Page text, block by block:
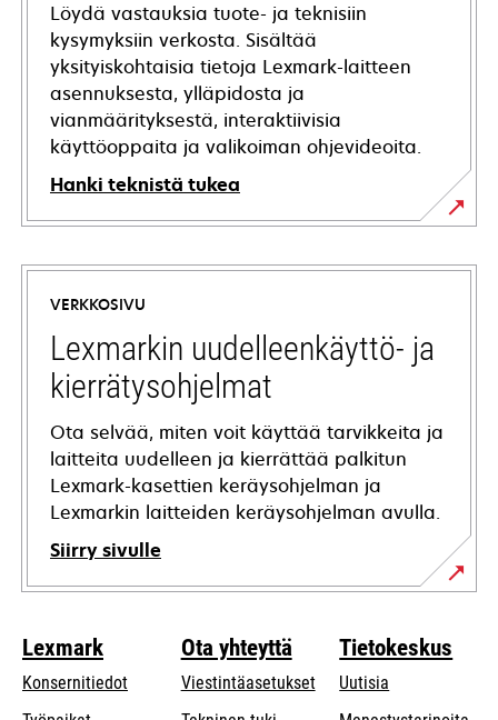
Löydä vastauksia tuote- ja teknisiin
kysymyksiin verkosta. Sisältää
yksityiskohtaisia tietoja Lexmark-laitteen
asennuksesta, ylläpidosta ja
vianmäärityksestä, interaktiivisia
käyttöoppaita ja valikoiman ohjevideoita.
Hanki teknistä tukea
opens
in
new
tab
VERKKOSIVU
Lexmarkin uudelleenkäyttö- ja
kierrätysohjelmat
Ota selvää, miten voit käyttää tarvikkeita ja
laitteita uudelleen ja kierrättää palkitun
Lexmark-kasettien keräysohjelman ja
Lexmarkin laitteiden keräysohjelman avulla.
Siirry sivulle
Lexmark
Konsernitiedot
Ota yhteyttä
Viestintäasetukset
Tietokeskus
Uutisia